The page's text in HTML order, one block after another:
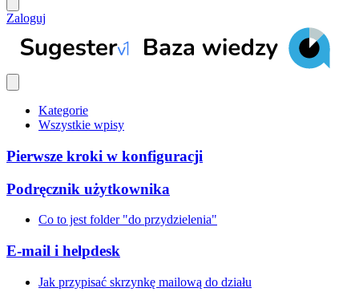
Zaloguj
Kategorie
Wszystkie wpisy
Pierwsze kroki w konfiguracji
Podręcznik użytkownika
Co to jest folder "do przydzielenia"
E-mail i helpdesk
Jak przypisać skrzynkę mailową do działu